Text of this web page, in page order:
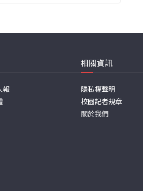
報
相關資訊
隱私權聲明
校園記者規章
關於我們